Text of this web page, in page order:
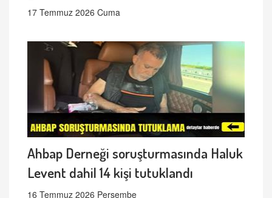
17 Temmuz 2026 Cuma
Ahbap Derneği soruşturmasında Haluk
Levent dahil 14 kişi tutuklandı
16 Temmuz 2026 Perşembe